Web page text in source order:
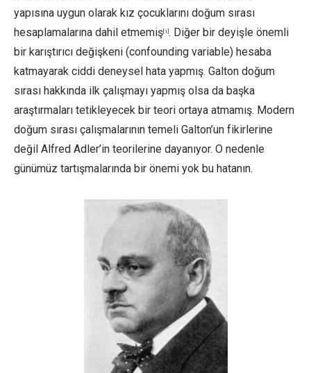
yapısına uygun olarak kız çocuklarını doğum sırası
hesaplamalarına dahil etmemiş [1] . Diğer bir deyişle önemli
bir karıştırıcı değişkeni (confounding variable) hesaba
katmayarak ciddi deneysel hata yapmış. Galton doğum
sırası hakkında ilk çalışmayı yapmış olsa da başka
araştırmaları tetikleyecek bir teori ortaya atmamış. Modern
doğum sırası çalışmalarının temeli Galton’un fikirlerine
değil Alfred Adler’in teorilerine dayanıyor. O nedenle
günümüz tartışmalarında bir önemi yok bu hatanın.